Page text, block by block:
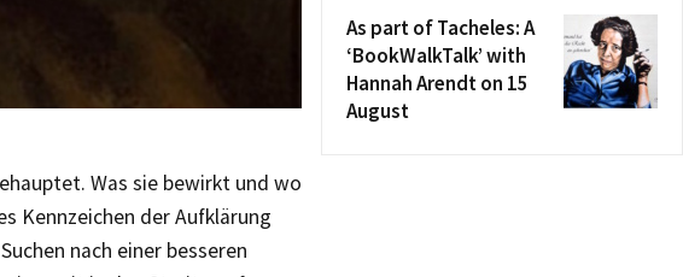
Was sie bewirkt und wo
Kennzeichen der Aufklärung
nach einer besseren
As part of Tacheles: A
‘BookWalkTalk’ with
Hannah Arendt on 15
August